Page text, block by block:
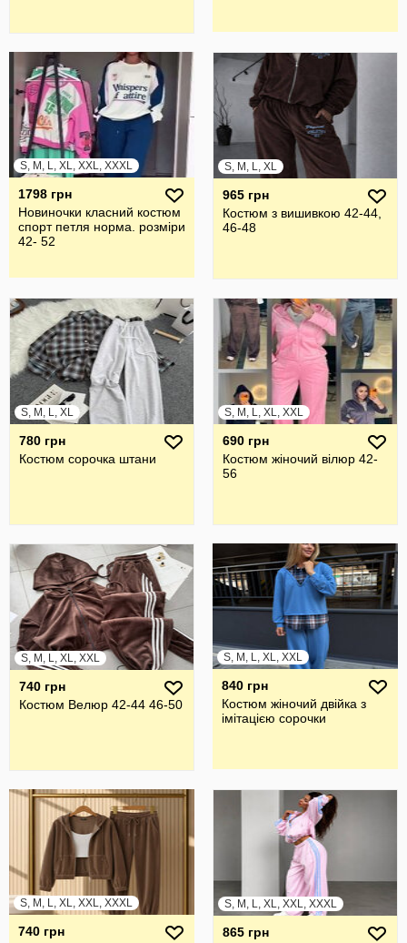
S, M, L, XL, XXL, XXXL
1798 грн
Новиночки класний костюм
спорт петля норма. розміри
42- 52
S, M, L, XL
965 грн
Костюм з вишивкою 42-44,
46-48
S, M, L, XL
780 грн
Костюм сорочка штани
S, M, L, XL, XXL
690 грн
Костюм жіночий вілюр 42-
56
S, M, L, XL, XXL
740 грн
Костюм Велюр 42-44 46-50
S, M, L, XL, XXL
840 грн
Костюм жіночий двійка з
імітацією сорочки
S, M, L, XL, XXL, XXXL
740 грн
S, M, L, XL, XXL, XXXL
865 грн